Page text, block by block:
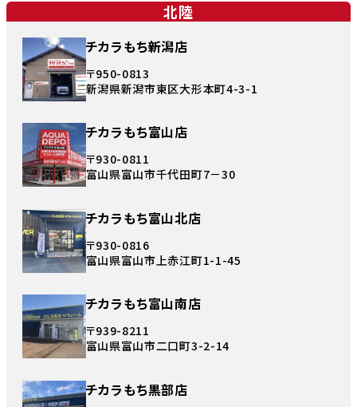
北陸
チカラもち新潟店
〒950-0813
新潟県新潟市東区大形本町4-3-1
チカラもち富山店
〒930-0811
富山県富山市千代田町7－30
チカラもち富山北店
〒930-0816
富山県富山市上赤江町1-1-45
チカラもち富山南店
〒939-8211
富山県富山市二口町3-2-14
チカラもち黒部店